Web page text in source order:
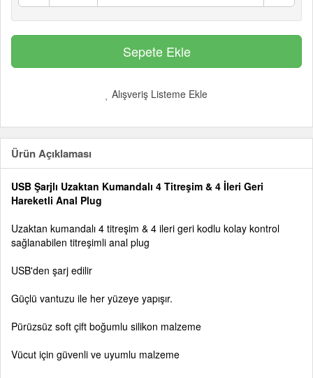
Alışveriş Listeme Ekle
Ürün Açıklaması
USB Şarjlı Uzaktan Kumandalı 4 Titreşim & 4 İleri Geri
Hareketli Anal Plug
Uzaktan kumandalı 4 titreşim & 4 ileri geri kodlu kolay kontrol
sağlanabilen titreşimli anal plug
USB'den şarj edilir
Güçlü vantuzu ile her yüzeye yapışır.
Pürüzsüz soft çift boğumlu silikon malzeme
Vücut için güvenli ve uyumlu malzeme